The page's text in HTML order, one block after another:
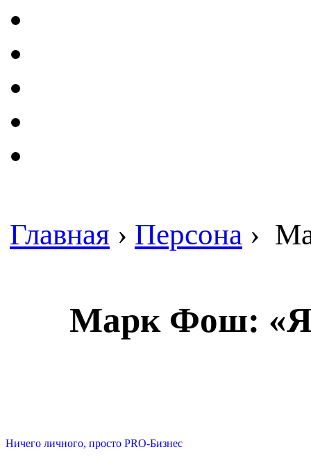
Главная › Персона ›
Марк Фош: «Я
Ничего личного, просто PRO-Бизнес